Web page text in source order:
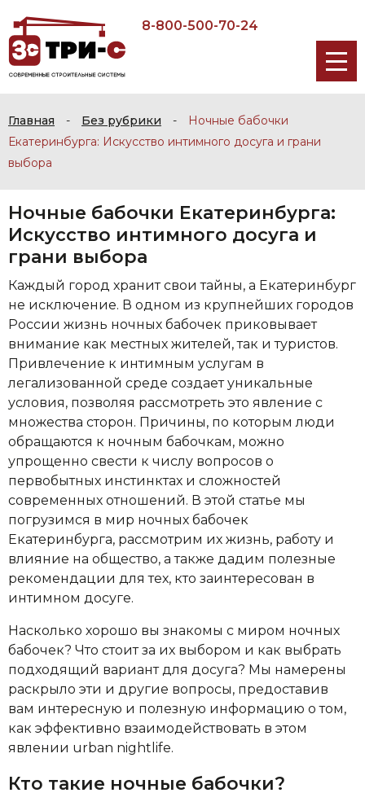
8-800-500-70-24
Главная - Без рубрики -
Ночные бабочки
Екатеринбурга: Искусство интимного досуга и грани
выбора
Ночные бабочки Екатеринбурга:
Искусство интимного досуга и
грани выбора
Каждый город хранит свои тайны, а Екатеринбург
не исключение. В одном из крупнейших городов
России жизнь ночных бабочек приковывает
внимание как местных жителей, так и туристов.
Привлечение к интимным услугам в
легализованной среде создает уникальные
условия, позволяя рассмотреть это явление с
множества сторон. Причины, по которым люди
обращаются к ночным бабочкам, можно
упрощенно свести к числу вопросов о
первобытных инстинктах и сложностей
современных отношений. В этой статье мы
погрузимся в мир ночных бабочек
Екатеринбурга, рассмотрим их жизнь, работу и
влияние на общество, а также дадим полезные
рекомендации для тех, кто заинтересован в
интимном досуге.
Насколько хорошо вы знакомы с миром ночных
бабочек? Что стоит за их выбором и как выбрать
подходящий вариант для досуга? Мы намерены
раскрыло эти и другие вопросы, предоставив
вам интересную и полезную информацию о том,
как эффективно взаимодействовать в этом
явлении urban nightlife.
Кто такие ночные бабочки?